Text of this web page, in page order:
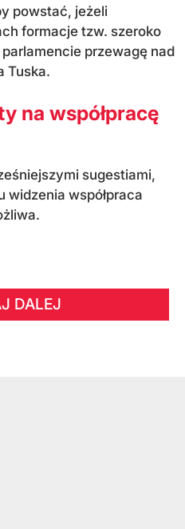
powstać, jeżeli
formacje tzw. szeroko
przewagę nad
Tuska.
na współpracę
sugestiami,
widzenia współpraca
DALEJ